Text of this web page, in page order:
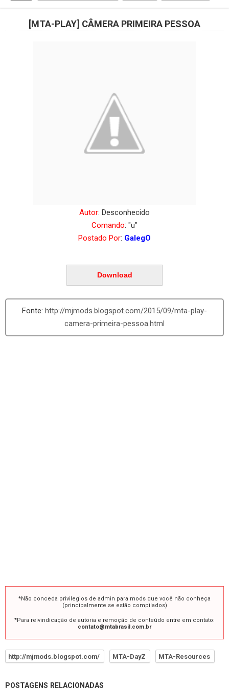
[MTA-PLAY] CÂMERA PRIMEIRA PESSOA
Autor: Desconhecido
Comando: "u"
Postado Por: GalegO
Download
http://mjmods.blogspot.com/2015/09/mta-play-
camera-primeira-pessoa.html
*Não conceda privilegios de admin para mods que você não conheça
(principalmente se estão compilados)
*Para reivindicação de autoria e remoção de conteúdo entre em contato:
contato@mtabrasil.com.br
http://mjmods.blogspot.com/ MTA-DayZ MTA-Resources
POSTAGENS RELACIONADAS